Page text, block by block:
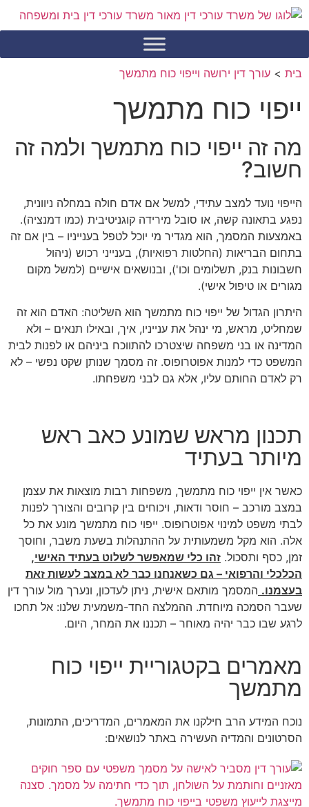
בית > עורך דין ירושה וייפוי כוח מתמשך
ייפוי כוח מתמשך
מה זה ייפוי כוח מתמשך ולמה זה
חשוב?
הייפוי נועד למצב עתידי, למשל אם אדם חולה במחלה ניוונית,
נפגע בתאונה קשה, או סובל מירידה קוגניטיבית (כמו דמנציה).
באמצעות המסמך, הוא מגדיר מי יוכל לטפל בענייניו – בין אם זה
בתחום הבריאות (החלטות רפואיות), בענייני רכוש (ניהול
חשבונות בנק, תשלומים וכו'), ובנושאים אישיים (למשל מקום
מגורים או טיפול אישי).
היתרון הגדול של ייפוי כוח מתמשך הוא השליטה: האדם הוא זה
שמחליט, מראש, מי ינהל את ענייניו, איך, ובאילו תנאים – ולא
המדינה או בני משפחה שיצטרכו להתווכח ביניהם או לפנות לבית
המשפט כדי למנות אפוטרופוס. זה מסמך שנותן שקט נפשי – לא
רק לאדם החותם עליו, אלא גם לבני משפחתו.
תכנון מראש שמונע כאב ראש
מיותר בעתיד
כאשר אין ייפוי כוח מתמשך, משפחות רבות מוצאות את עצמן
במצב מורכב – חוסר ודאות, ויכוחים בין קרובים והצורך לפנות
לבתי משפט למינוי אפוטרופוס. ייפוי כוח מתמשך מונע את כל
אלה. הוא מקל משמעותית על ההתנהלות בשעת משבר, וחוסך
זמן, כסף ותסכול. זהו כלי שמאפשר לשלוט בעתיד האישי,
הכלכלי והרפואי – גם כשאנחנו כבר לא במצב לעשות זאת
בעצמנו. המסמך מותאם אישית, ניתן לעדכון, ונערך מול עורך דין
שעבר הסמכה מיוחדת. ההמלצה החד-משמעית שלנו: אל תחכו
לרגע שבו כבר יהיה מאוחר – תכננו את המחר, היום.
מאמרים בקטגוריית ייפוי כוח
מתמשך
נוכח המידע הרב חילקנו את המאמרים, המדריכים, התמונות,
הסרטונים והמדיה העשירה באתר לנושאים: